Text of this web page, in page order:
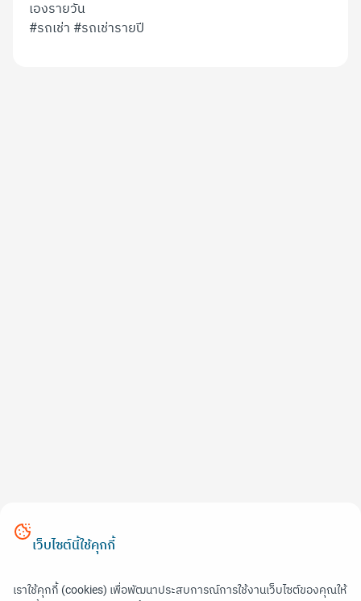
เองรายวัน
#รถเช่า #รถเช่ารายปี
เว็บไซต์นี้ใช้คุกกี้
เราใช้คุกกี้ (cookies) เพื่อพัฒนาประสบการณ์การใช้งานเว็บไซต์ของคุณให้